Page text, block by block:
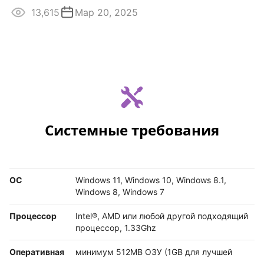
13,615
Мар 20, 2025
Системные требования
ОС
Windows 11, Windows 10, Windows 8.1,
Windows 8, Windows 7
Процессор
Intel®, AMD или любой другой подходящий
процессор, 1.33Ghz
Оперативная
минимум 512MB ОЗУ (1GB для лучшей